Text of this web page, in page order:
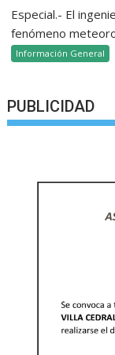
Especial.- El
fenómeno
Información General
PUBLICIDAD